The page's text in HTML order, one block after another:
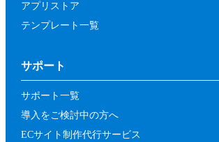
アプリストア
テンプレート一覧
サポート
サポート一覧
導入をご検討中の方へ
ECサイト制作代行サービス